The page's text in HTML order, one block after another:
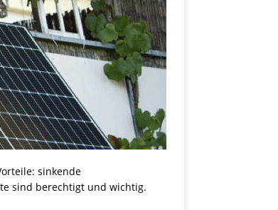
sinkende
sind berechtigt und wichtig.